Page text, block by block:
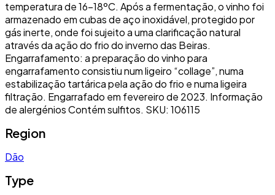
temperatura de 16-18ºC. Após a fermentação, o vinho foi
armazenado em cubas de aço inoxidável, protegido por
gás inerte, onde foi sujeito a uma clarificação natural
através da ação do frio do inverno das Beiras.
Engarrafamento: a preparação do vinho para
engarrafamento consistiu num ligeiro “collage”, numa
estabilização tartárica pela ação do frio e numa ligeira
filtração. Engarrafado em fevereiro de 2023. Informação
de alergénios Contém sulfitos. SKU: 106115
Region
Dão
Type